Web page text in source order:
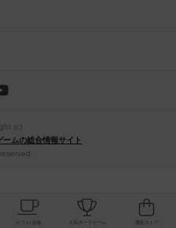
(c)
ームの総合情報サイト